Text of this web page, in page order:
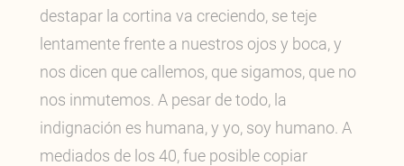
destapar la cortina va creciendo, se teje
lentamente frente a nuestros ojos y boca, y
nos dicen que callemos, que sigamos, que no
nos inmutemos. A pesar de todo, la
indignación es humana, y yo, soy humano. A
mediados de los 40, fue posible copiar